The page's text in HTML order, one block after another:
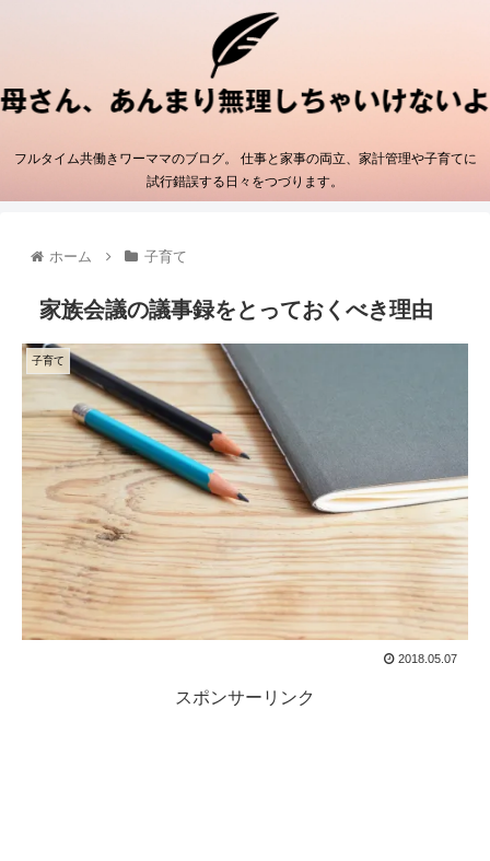
フルタイム共働きワーママのブログ。 仕事と家事の両立、家計管理や子育てに
試行錯誤する日々をつづります。
ホーム 子育て
家族会議の議事録をとっておくべき理由
子育て
2018.05.07
スポンサーリンク